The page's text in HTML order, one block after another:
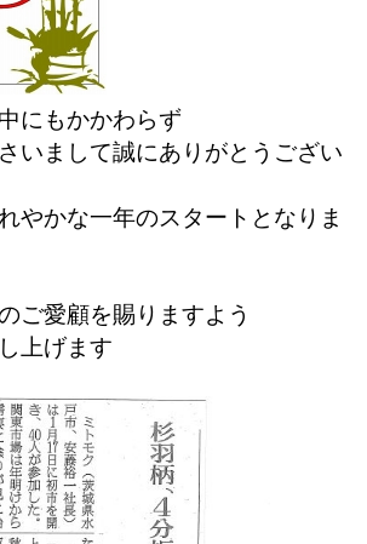
にもかかわらず
いまして誠にありがとうござい
やかな一年のスタートとなりま
ご愛顧を賜りますよう
上げます